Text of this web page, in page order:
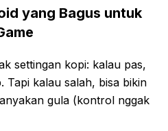
yang Bagus untuk
settingan kopi: kalau pas,
Tapi kalau salah, bisa bikin
gula (kontrol nggak